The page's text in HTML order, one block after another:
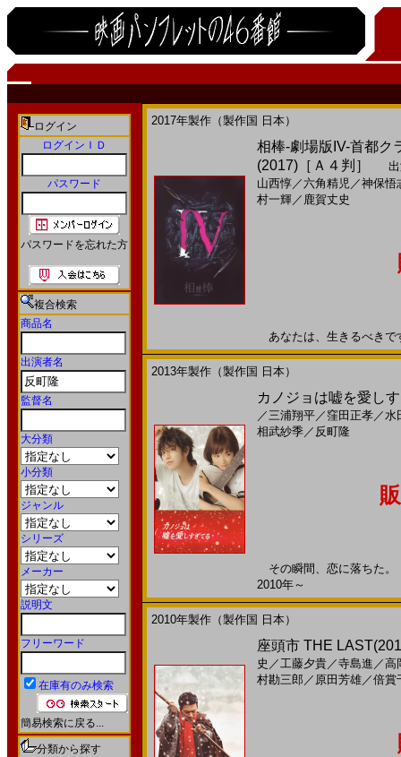
ログイン
ログインＩＤ
パスワード
パスワードを忘れた方
複合検索
商品名
出演者名
監督名
大分類
小分類
ジャンル
シリーズ
メーカー
説明文
フリーワード
在庫有のみ検索
簡易検索に戻る...
分類から探す
2017年製作（製作国 日本）
相棒-劇場版IV-首都
(2017)［Ａ４判］
出
山西惇／ 六角精児／神保悟
村一輝／ 鹿賀丈史
あなたは、生きるべき
2013年製作（製作国 日本）
カノジョは嘘を愛し
／三浦翔平／ 窪田正孝／水
相武紗季／ 反町隆
その瞬間、恋に落ちた
2010年～
2010年製作（製作国 日本）
座頭市 THE
史 ／工藤夕貴／寺島進 ／高
村勘三郎 ／ 原田芳雄／倍賞